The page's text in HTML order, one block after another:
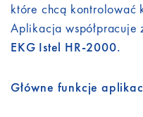
które chcą kontrolować
Aplikacja współpracuje
EKG Istel HR-2000.
Główne funkcje